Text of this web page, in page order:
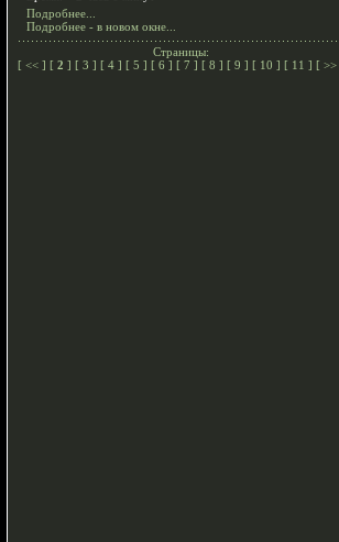
Подробнее...
Подробнее - в новом окне...
Страницы:
[ << ] [ 2 ] [ 3 ] [ 4 ] [ 5 ] [ 6 ] [ 7 ] [ 8 ] [ 9 ] [ 10 ] [ 11 ] [ >>